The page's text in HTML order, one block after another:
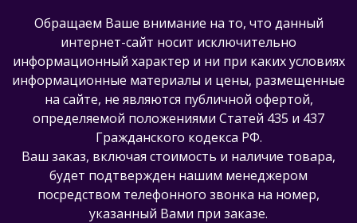
Обращаем Ваше внимание на то, что данный
интернет-сайт носит исключительно
информационный характер и ни при каких условиях
информационные материалы и цены, размещенные
на сайте, не являются публичной офертой,
определяемой положениями Статей 435 и 437
Гражданского кодекса РФ.
Ваш заказ, включая стоимость и наличие товара,
будет подтвержден нашим менеджером
посредством телефонного звонка на номер,
указанный Вами при заказе.